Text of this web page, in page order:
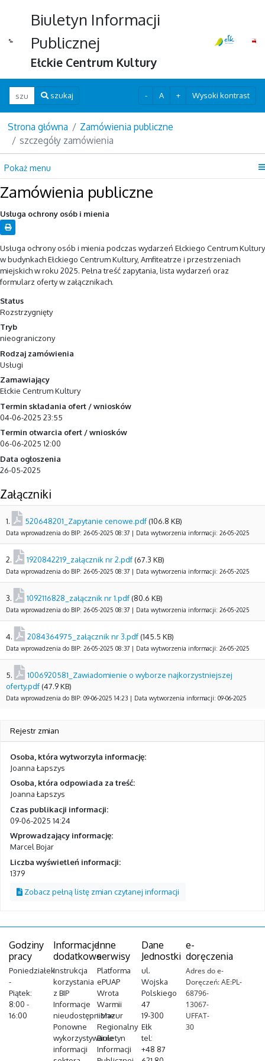
Biuletyn Informacji
Publicznej
Ełckie Centrum Kultury
Wpisz szukaną frazę
szukaj - A + Wysoki kontrast
Strona główna
Zamówienia publiczne
szczegóły zamówienia
Pokaż menu
Zamówienia publiczne
Usługa ochrony osób i mienia
Usługa ochrony osób i mienia podczas wydarzeń Ełckiego Centrum Kultury
w budynkach Ełckiego Centrum Kultury, Amfiteatrze i przestrzeniach
miejskich w roku 2025. Pełna treść zapytania, lista wydarzeń oraz
formularz oferty w załącznikach.
Status
Rozstrzygnięty
Tryb
nieograniczony
Rodzaj zamówienia
Usługi
Zamawiający
Ełckie Centrum Kultury
Termin składania ofert / wniosków
04-06-2025 23:55
Termin otwarcia ofert / wniosków
06-06-2025 12:00
Data ogłoszenia
26-05-2025
Załączniki
1. 520648201_Zapytanie cenowe.pdf(106.8 KB)
Data wprowadzenia do BIP: 26-05-2025 08:37 | Data wytworzenia informacji: 26-05-2025
2. 1920842219_załącznik nr 2.pdf(67.3 KB)
Data wprowadzenia do BIP: 26-05-2025 08:37 | Data wytworzenia informacji: 26-05-2025
3. 1092116828_załącznik nr 1.pdf(80.6 KB)
Data wprowadzenia do BIP: 26-05-2025 08:37 | Data wytworzenia informacji: 26-05-2025
4. 2084364975_załącznik nr 3.pdf(145.5 KB)
Data wprowadzenia do BIP: 26-05-2025 08:37 | Data wytworzenia informacji: 26-05-2025
5.
1006920581_Zawiadomienie o wyborze najkorzystniejszej
oferty.pdf(47.9 KB)
Data wprowadzenia do BIP: 09-06-2025 14:23 | Data wytworzenia informacji: 09-06-2025
Rejestr zmian
Osoba, która wytworzyła informację:
Joanna Łapszys
Osoba, która odpowiada za treść:
Joanna Łapszys
Czas publikacji informacji:
09-06-2025 14:24
Wprowadzający informację:
Marcel Bojar
Liczba wyświetleń informacji:
1379
Zobacz pełną listę zmian czytanej informacji
Godziny
pracy
Poniedziałek
-
Piątek:
8:00 -
16:00
Informacje
dodatkowe
Instrukcja
korzystania
z BIP
Informacje
nieudostępnione
Ponowne
wykorzystywanie
informacji
Inne
serwisy
Platforma
ePUAP
Wrota
Warmii
i Mazur
Regionalny
Biuletyn
Informacji
Dane
Jednostki
ul.
Wojska
Polskiego
47
19-300
Ełk
tel:
+48 87
e-
doręczenia
Adres do e-
Doręczeń: AE:PL-
68796-
13067-
UFFAT-
30